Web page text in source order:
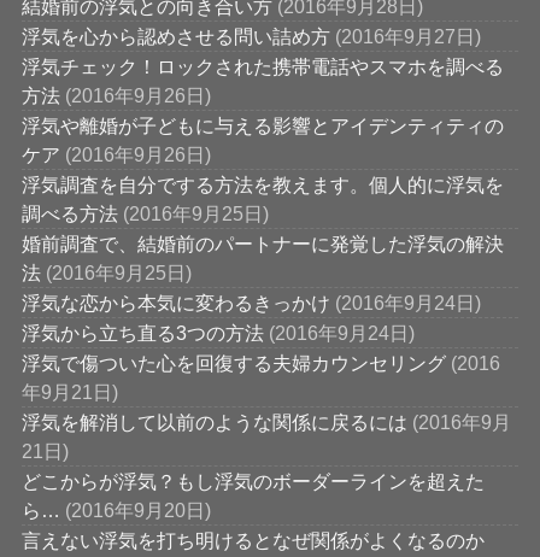
結婚前の浮気との向き合い方 (2016年9月28日)
浮気を心から認めさせる問い詰め方 (2016年9月27日)
浮気チェック！ロックされた携帯電話やスマホを調べる
方法 (2016年9月26日)
浮気や離婚が子どもに与える影響とアイデンティティの
ケア (2016年9月26日)
浮気調査を自分でする方法を教えます。個人的に浮気を
調べる方法 (2016年9月25日)
婚前調査で、結婚前のパートナーに発覚した浮気の解決
法 (2016年9月25日)
浮気な恋から本気に変わるきっかけ (2016年9月24日)
浮気から立ち直る3つの方法 (2016年9月24日)
浮気で傷ついた心を回復する夫婦カウンセリング (2016
年9月21日)
浮気を解消して以前のような関係に戻るには (2016年9月
21日)
どこからが浮気？もし浮気のボーダーラインを超えた
ら… (2016年9月20日)
言えない浮気を打ち明けるとなぜ関係がよくなるのか